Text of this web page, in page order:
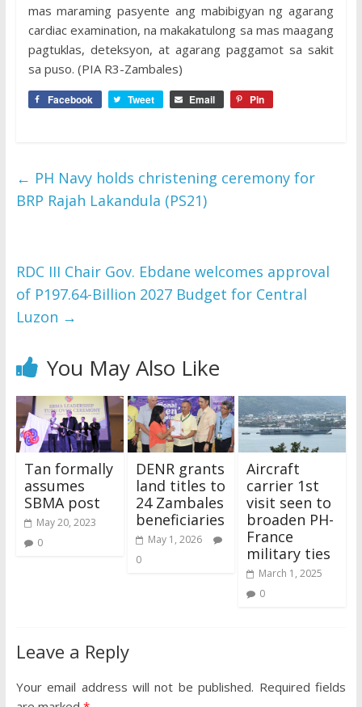
mas maraming pasyente ang mabibigyan ng agarang
cardiac examination, na makakatulong sa mas maagang
pagtuklas, deteksyon, at agarang paggamot sa sakit
sa puso. (PIA R3-Zambales)
Facebook Tweet Email Pin
← PH Navy holds christening ceremony for
BRP Rajah Lakandula (PS21)
RDC III Chair Gov. Ebdane welcomes approval
of P197.64-Billion 2027 Budget for Central
Luzon →
You May Also Like
Tan formally
assumes
SBMA post
May 20, 2023
0
DENR grants
land titles to
24 Zambales
beneficiaries
May 1, 2026
0
Aircraft
carrier 1st
visit seen to
broaden PH-
France
military ties
March 1, 2025
0
Leave a Reply
Your email address will not be published. Required fields